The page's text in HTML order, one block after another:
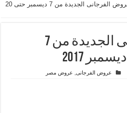
عروض الفرجانى الجديدة من 7 ديسمبر حتى 20
عروض الفرجانى الجديدة من 7
عروض الفرجانى, عروض مصر